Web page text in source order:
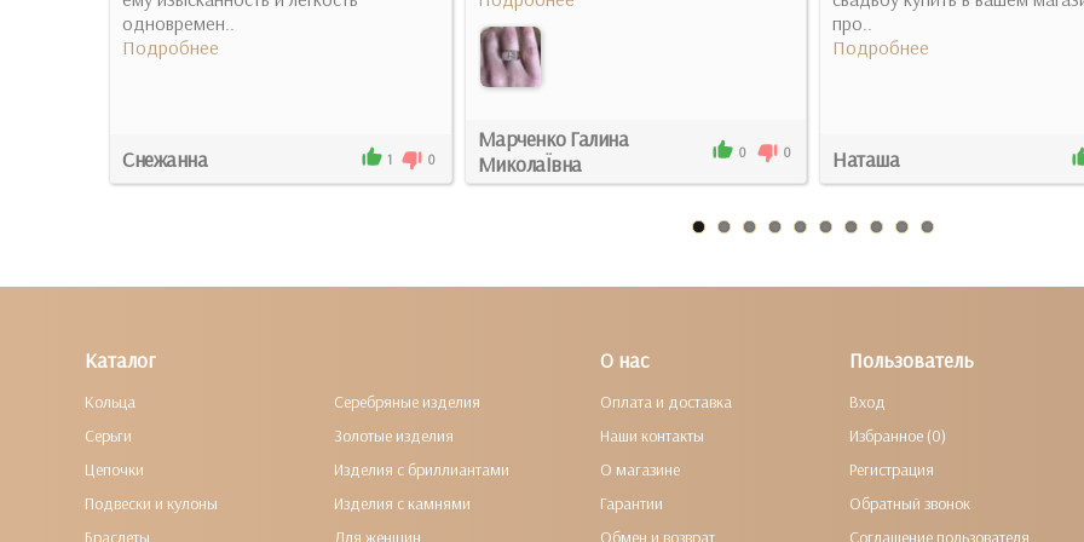
одновремен..
Подробнее
Снежанна 1 0
Марченко Галина
МиколаЇвна
0 0
про..
Подробнее
Наташа
Каталог
Кольца
Серьги
Цепочки
Подвески и кулоны
Браслеты
Серебряные изделия
Золотые изделия
Изделия с бриллиантами
Изделия с камнями
Для женщин
О нас
Оплата и доставка
Наши контакты
О магазине
Гарантии
Обмен и возврат
Пользователь
Вход
Избранное (0)
Регистрация
Обратный звонок
Соглашение пользователя